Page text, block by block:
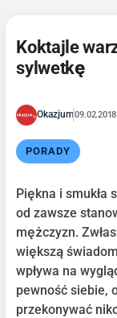
Koktajle
sylwetkę
Okazjum09.02.2018
PORADY
Piękna i smukła
od zawsze
mężczyzn.
większą
wpływa na
pewność siebie,
przekonywać